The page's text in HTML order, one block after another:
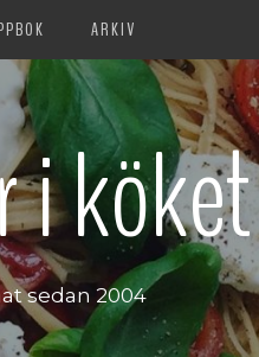
ARKIV
i köket
sedan 2004